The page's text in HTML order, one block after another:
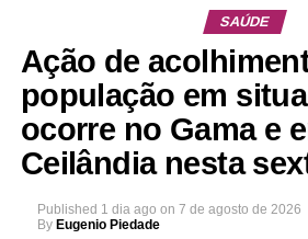
SAÚDE
Ação de
população em
ocorre no Gama e
Ceilândia nesta
Published 1 dia ago on 7 de agosto de 2026
By Eugenio Piedade